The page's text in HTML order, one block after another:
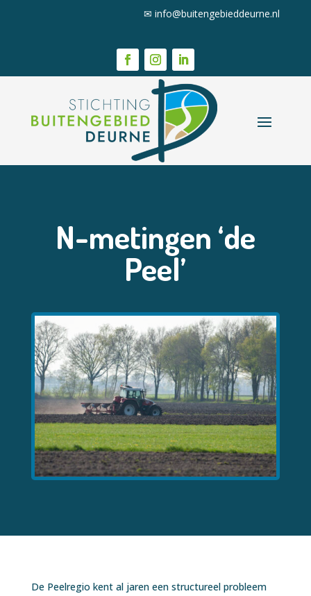
✉info@buitengebieddeurne.nl
N-metingen ‘de
Peel’
De Peelregio kent al jaren een structureel probleem